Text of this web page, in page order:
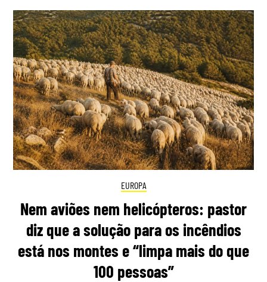
EUROPA
Nem aviões nem helicópteros: pastor
diz que a solução para os incêndios
está nos montes e “limpa mais do que
100 pessoas”